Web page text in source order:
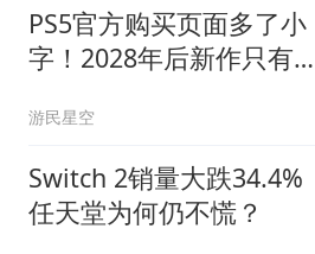
PS5官方购买页面多了小
字！2028年后新作只有数
游民星空
Switch 2销量大跌34.4%
任天堂为何仍不慌？